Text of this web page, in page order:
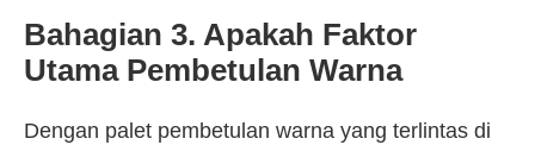
Bahagian 3. Apakah Faktor
Utama Pembetulan Warna
Dengan palet pembetulan warna yang terlintas di